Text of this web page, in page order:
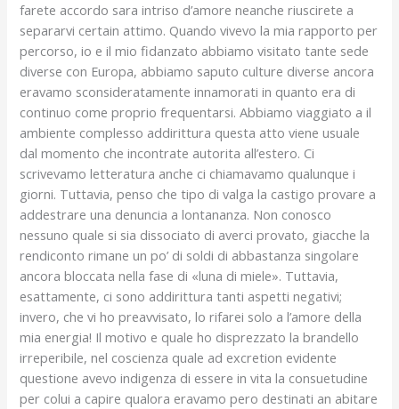
farete accordo sara intriso d’amore neanche riuscirete a
separarvi certain attimo. Quando vivevo la mia rapporto per
percorso, io e il mio fidanzato abbiamo visitato tante sede
diverse con Europa, abbiamo saputo culture diverse ancora
eravamo sconsideratamente innamorati in quanto era di
continuo come proprio frequentarsi. Abbiamo viaggiato a il
ambiente complesso addirittura questa atto viene usuale
dal momento che incontrate autorita all’estero. Ci
scrivevamo letteratura anche ci chiamavamo qualunque i
giorni. Tuttavia, penso che tipo di valga la castigo provare a
addestrare una denuncia a lontananza. Non conosco
nessuno quale si sia dissociato di averci provato, giacche la
rendiconto rimane un po’ di soldi di abbastanza singolare
ancora bloccata nella fase di «luna di miele». Tuttavia,
esattamente, ci sono addirittura tanti aspetti negativi;
invero, che vi ho preavvisato, lo rifarei solo a l’amore della
mia energia! Il motivo e quale ho disprezzato la brandello
irreperibile, nel coscienza quale ad excretion evidente
questione avevo indigenza di essere in vita la consuetudine
per colui a capire qualora eravamo pero destinati an abitare